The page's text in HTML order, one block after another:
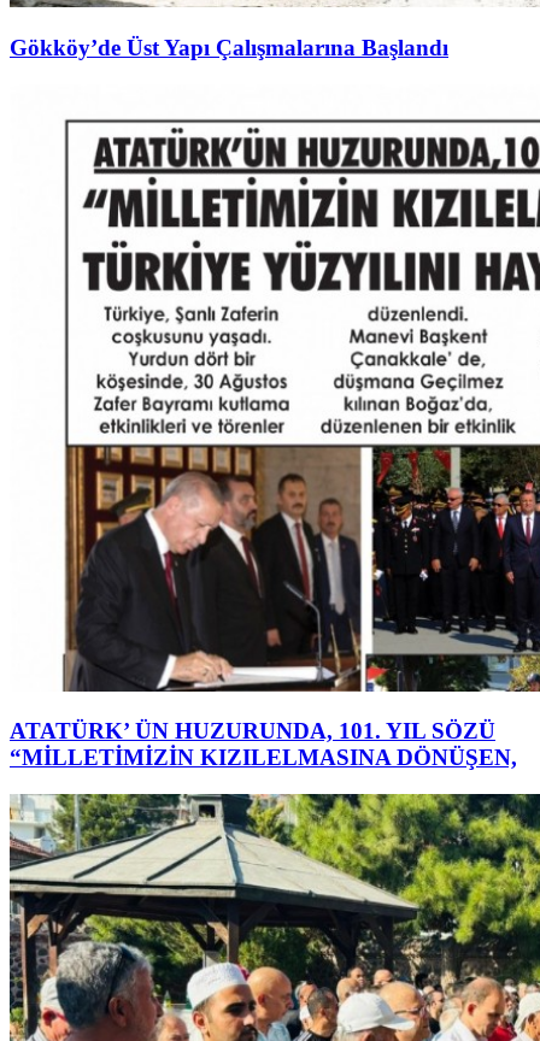
Gökköy’de Üst Yapı Çalışmalarına Başlandı
ATATÜRK’ ÜN HUZURUNDA, 101. YIL SÖZÜ
“MİLLETİMİZİN KIZILELMASINA DÖNÜŞEN,